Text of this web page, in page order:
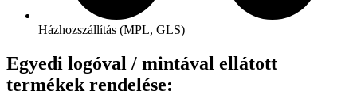
Házhozszállítás (MPL, GLS)
Egyedi logóval / mintával ellátott
termékek rendelése: